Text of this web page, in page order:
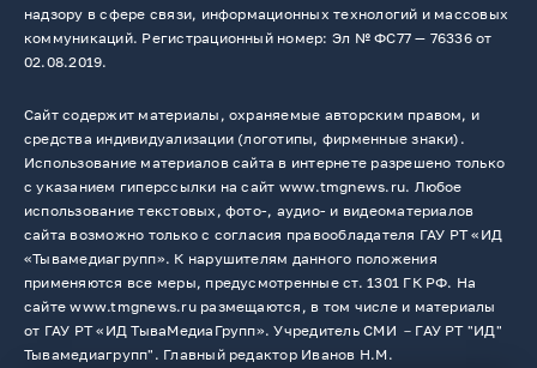
надзору в сфере связи, информационных технологий и массовых
коммуникаций. Регистрационный номер: Эл № ФС77 — 76336 от
02.08.2019.
Сайт содержит материалы, охраняемые авторским правом, и
средства индивидуализации (логотипы, фирменные знаки).
Использование материалов сайта в интернете разрешено только
с указанием гиперссылки на сайт www.tmgnews.ru. Любое
использование текстовых, фото-, аудио- и видеоматериалов
сайта возможно только с согласия правообладателя ГАУ РТ «ИД
«Тывамедиагрупп». К нарушителям данного положения
применяются все меры, предусмотренные ст. 1301 ГК РФ. На
сайте www.tmgnews.ru размещаются, в том числе и материалы
от ГАУ РТ «ИД ТываМедиаГрупп». Учредитель СМИ －ГАУ РТ "ИД"
Тывамедиагрупп". Главный редактор Иванов Н.М.